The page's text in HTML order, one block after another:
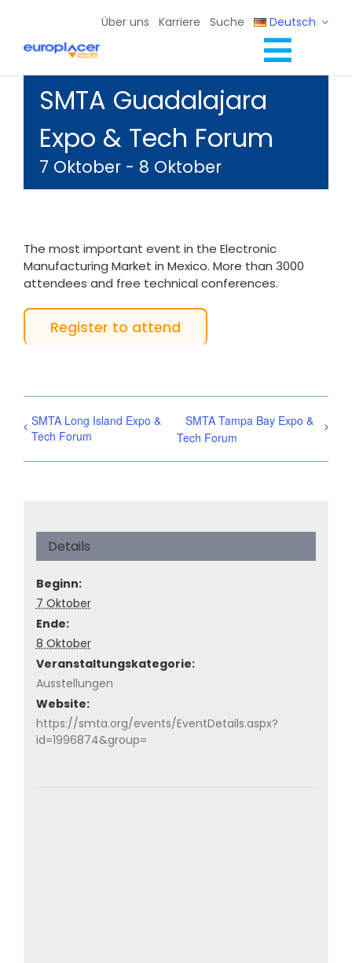
content
Über uns Karriere Suche Deutsch
Full Line Lösungen
Dienste
Ressourcen / Ereignisse
Kontakt
SMTA Guadalajara
Expo & Tech Forum
7 Oktober - 8 Oktober
The most important event in the Electronic
Manufacturing Market in Mexico. More than 3000
attendees and free technical conferences.
Register to attend
SMTA Long Island Expo &
Tech Forum
SMTA Tampa Bay Expo &
Tech Forum
Details
Beginn:
7 Oktober
Ende:
8 Oktober
Veranstaltungskategorie:
Ausstellungen
Website:
https://smta.org/events/EventDetails.aspx?
id=1996874&group=